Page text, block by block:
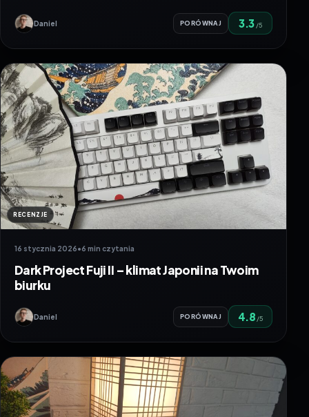
Daniel PORÓWNAJ 3.3 /5
RECENZJE
16 stycznia 2026•6 min czytania
Dark Project Fuji II – klimat Japonii na Twoim
biurku
Daniel PORÓWNAJ 4.8 /5